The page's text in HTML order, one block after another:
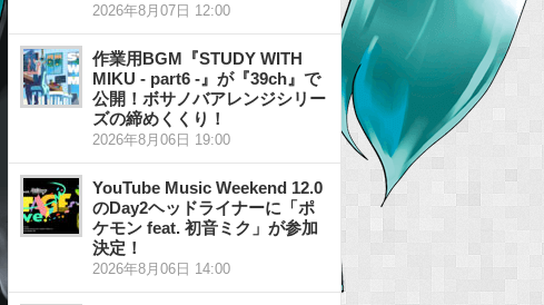
2026年8月07日 12:00
作業用BGM『STUDY WITH
MIKU - part6 -』が『39ch』で
公開！ボサノバアレンジシリー
ズの締めくくり！
2026年8月06日 19:00
YouTube Music Weekend 12.0
のDay2ヘッドライナーに「ポ
ケモン feat. 初音ミク」が参加
決定！
2026年8月06日 14:00